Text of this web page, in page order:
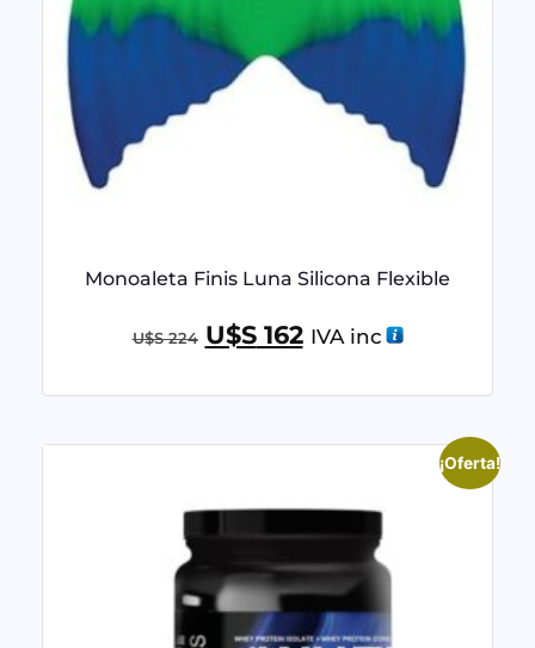
Monoaleta Finis Luna Silicona Flexible
U$S224 U$S162 IVA inc
¡Oferta!